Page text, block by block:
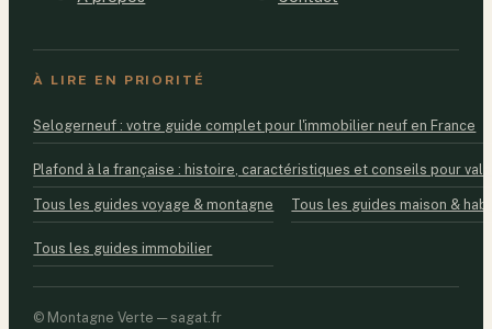
À LIRE EN PRIORITÉ
Selogerneuf : votre guide complet pour l'immobilier neuf en France
Plafond à la française : histoire, caractéristiques et conseils pour
Tous les guides voyage & montagne Tous les guides maison &
Tous les guides immobilier
© Montagne Verte — sagat.fr